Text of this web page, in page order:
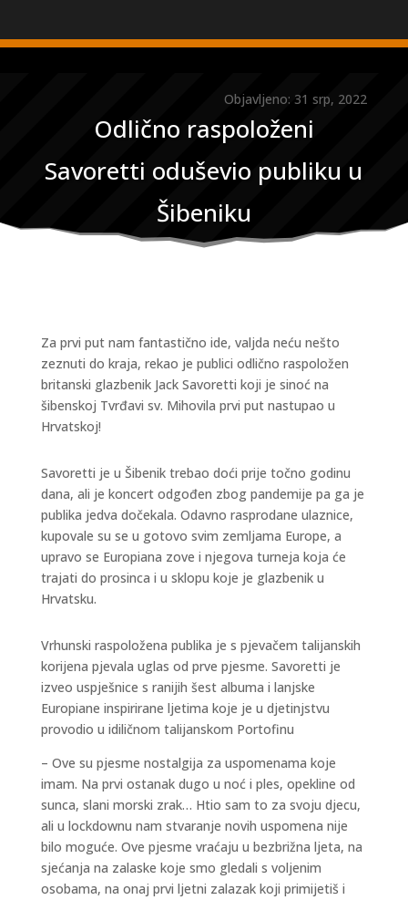
Objavljeno: 31 srp, 2022
Odlično raspoloženi
Savoretti oduševio publiku u
Šibeniku
Za prvi put nam fantastično ide, valjda neću nešto
zeznuti do kraja, rekao je publici odlično raspoložen
britanski glazbenik Jack Savoretti koji je sinoć na
šibenskoj Tvrđavi sv. Mihovila prvi put nastupao u
Hrvatskoj!
Savoretti je u Šibenik trebao doći prije točno godinu
dana, ali je koncert odgođen zbog pandemije pa ga je
publika jedva dočekala. Odavno rasprodane ulaznice,
kupovale su se u gotovo svim zemljama Europe, a
upravo se Europiana zove i njegova turneja koja će
trajati do prosinca i u sklopu koje je glazbenik u
Hrvatsku.
Vrhunski raspoložena publika je s pjevačem talijanskih
korijena pjevala uglas od prve pjesme. Savoretti je
izveo uspješnice s ranijih šest albuma i lanjske
Europiane inspirirane ljetima koje je u djetinjstvu
provodio u idiličnom talijanskom Portofinu
– Ove su pjesme nostalgija za uspomenama koje
imam. Na prvi ostanak dugo u noć i ples, opekline od
sunca, slani morski zrak… Htio sam to za svoju djecu,
ali u lockdownu nam stvaranje novih uspomena nije
bilo moguće. Ove pjesme vraćaju u bezbrižna ljeta, na
sjećanja na zalaske koje smo gledali s voljenim
osobama, na onaj prvi ljetni zalazak koji primijetiš i